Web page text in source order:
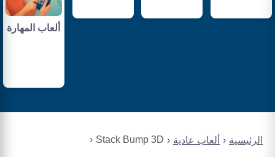
الرئيسية ألعاب عادية Stack Bump 3D
ألعاب المهارة